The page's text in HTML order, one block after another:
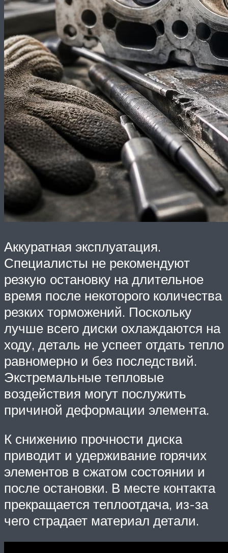
Аккуратная эксплуатация.
Специалисты не рекомендуют
резкую остановку на длительное
время после некоторого количества
резких торможений. Поскольку
лучше всего диски охлаждаются на
ходу, деталь не успеет отдать тепло
равномерно и без последствий.
Экстремальные тепловые
воздействия могут послужить
причиной деформации элемента.
К снижению прочности диска
приводит и удерживание горячих
элементов в сжатом состоянии и
после остановки. В месте контакта
прекращается теплоотдача, из-за
чего страдает материал детали.